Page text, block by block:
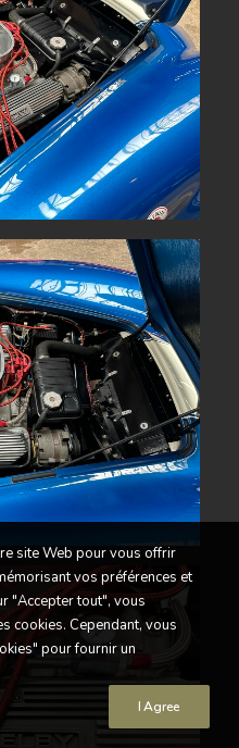
site Web pour vous offrir
vos préférences et
"Accepter tout", vous
cookies. Cependant, vous
pour fournir un
I Agree